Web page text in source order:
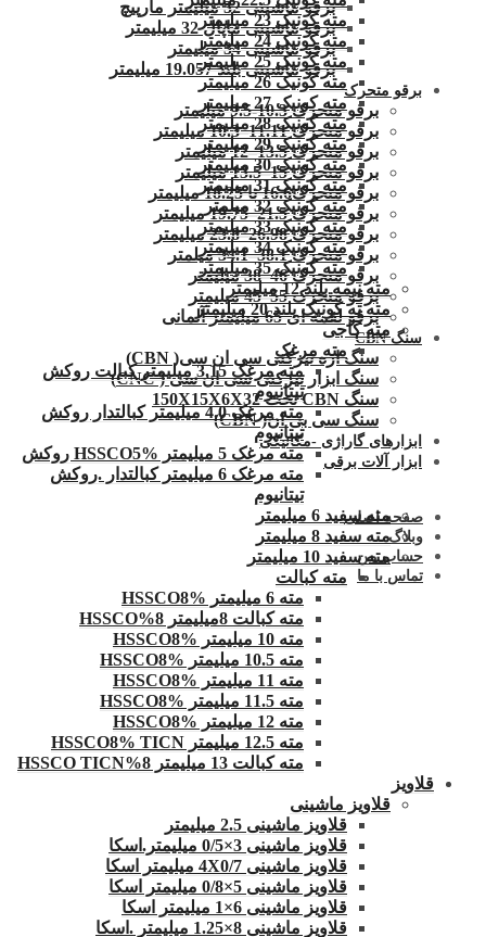
برقو ماشینی 32 میلیمتر مارپیچ
برقو ماشینی ماپال 32 میلیمتر
برقو ماشینی 34 میلیمتر
برقو ماشینی بلند 19.057 میلیمتر
برقو متحرک
برقو متحرک 10.3-9.5 میلیمتر
برقو متحرک 11.11–10.3 میلیمتر
برقو متحرک 13.5–12 میلیمتر
برقو متحرک 15–13.5 میلیمتر
برقو متحرک16.6 تا 18.25 میلیمتر
برقو متحرک 21.5–19.75 میلیمتر
برقو متحرک 26.98–23.8 میلیمتر
برقو متحرک 38.1–34.1 میلمتر
برقو متحرک 46–38 میلیمتر
برقو متحرک 55–45 میلیمتر
برقو لقمه ای 65 میلیمتر آلمانی
سنگ CBN
سنگ اره تیزکنی سی ان سی( CBN)
سنگ ابزار تیزکنی سی ان سی ( CNC)
سنگ CBN تخت 150X15X6X32
سنگ سی بی ان( CBN)
ابزارهای گاراژی -مکانیکی
ابزار آلات برقی
صفحه اصلی
وبلاگ
حساب من
تماس با ما
مته کونیک 23 میلیمتر
مته کونیک 24 میلیمتر
مته کونیک 25 میلیمتر
مته کونیک 26 میلیمتر
مته کونیک 27 میلیمتر
مته کونیک 28 میلیمتر
مته کونیک 29 میلیمتر
مته کونیک 30 میلیمتر
مته کونیک 31 میلیمتر
مته کونیک 32 میلمتر
مته کونیک 33 میلیمتر
مته کونیک 34 میلیمتر
مته کونیک 35 میلیمتر
مته نیمه بلند 12 میلیمتر
مته ته کونیک بلند 20 میلیمتر
مته کاجی
مته مرغک
مته مرغک 3.15 میلیمتر کبالت روکش
تیتانیوم
مته مرغک 4.0 میلیمتر کبالتدار روکش
تیتانیوم
مته مرغک 5 میلیمتر HSSCO5% روکش
مته مرغک 6 میلیمتر کبالتدار .روکش
تیتانیوم
مته سفید 6 میلیمتر
مته سفید 8 میلیمتر
مته سفید 10 میلیمتر
مته کبالت
مته 6 میلیمتر HSSCO8%
مته کبالت 8میلیمتر 8%HSSCO
مته 10 میلیمتر HSSCO8%
مته 10.5 میلیمتر HSSCO8%
مته 11 میلیمتر HSSCO8%
مته 11.5 میلیمتر HSSCO8%
مته 12 میلیمتر HSSCO8%
مته 12.5 میلیمتر HSSCO8% TICN
مته کبالت 13 میلیمتر 8%HSSCO TICN
قلاویز
قلاویز ماشینی
قلاویز ماشینی 2.5 میلیمتر
قلاویز ماشینی 3×0/5 میلیمتر.اسکا
قلاویز ماشینی 4X0/7 میلیمتر اسکا
قلاویز ماشینی 5×0/8 میلیمتر اسکا
قلاویز ماشینی 6×1 میلیمتر اسکا
قلاویز ماشینی 8×1.25 میلیمتر .اسکا